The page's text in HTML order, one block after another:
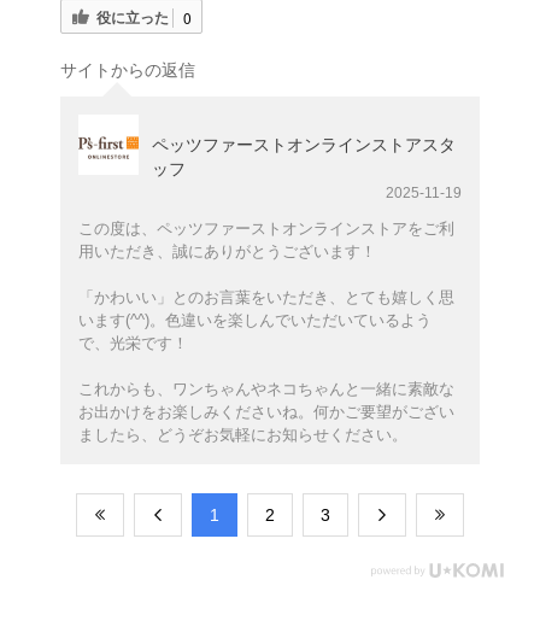
役に立った 0
サイトからの返信
ペッツファーストオンラインストアスタ
ッフ
2025-11-19
この度は、ペッツファーストオンラインストアをご利
用いただき、誠にありがとうございます！
「かわいい」とのお言葉をいただき、とても嬉しく思
います(^^)。色違いを楽しんでいただいているよう
で、光栄です！
これからも、ワンちゃんやネコちゃんと一緒に素敵な
お出かけをお楽しみくださいね。何かご要望がござい
ましたら、どうぞお気軽にお知らせください。
​1 ​2 ​3